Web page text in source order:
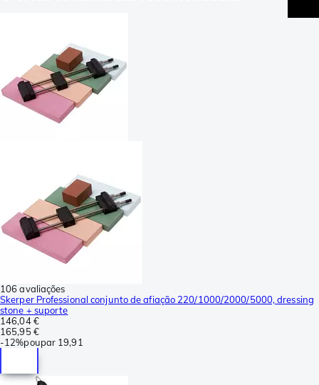
106 avaliações
Skerper Professional conjunto de afiação 220/1000/2000/5000, dressing
stone + suporte
146,04 €
165,95 €
-12%poupar 19,91